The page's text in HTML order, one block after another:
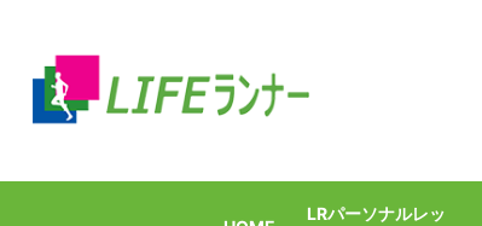
LRパーソナルレッ